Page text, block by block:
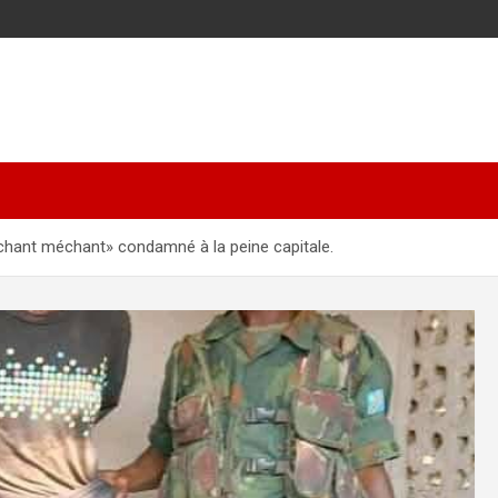
méchant» condamné à la peine capitale.